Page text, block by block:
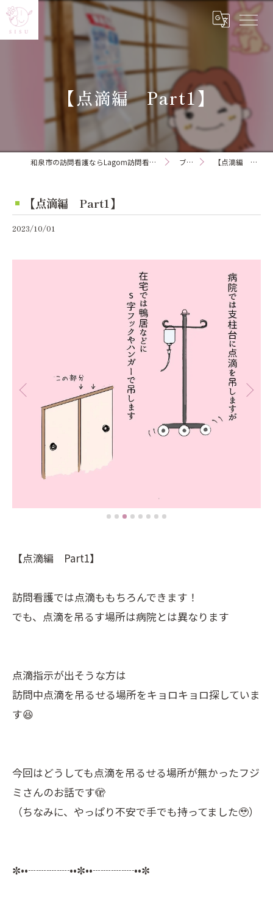
【点滴編 Part1】
和泉市の訪問看護ならLagom訪問看護ステーション ブログ 【点滴編 Part1】
【点滴編 Part1】
2023/10/01
【点滴編 Part1】
訪問看護では点滴ももちろんできます！
でも、点滴を吊るす場所は病院とは異なります
点滴指示が出そうな方は
訪問中点滴を吊るせる場所をキョロキョロ探していま
す😆
今回はどうしても点滴を吊るせる場所が無かったフジ
ミさんのお話です🫣
（ちなみに、やっぱり不安で手でも持ってました🥹）
✼••┈┈┈┈••✼••┈┈┈┈••✼